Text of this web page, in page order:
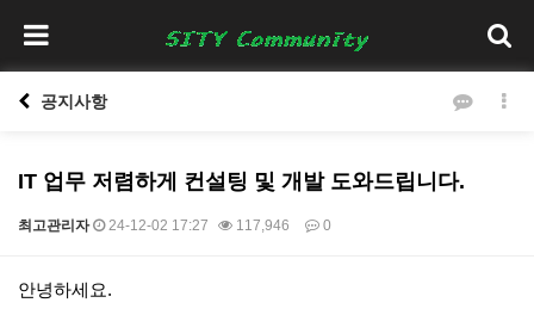
공지사항
IT 업무 저렴하게 컨설팅 및 개발 도와드립니다.
최고관리자 24-12-02 17:27 117,946 0
본문
안녕하세요.